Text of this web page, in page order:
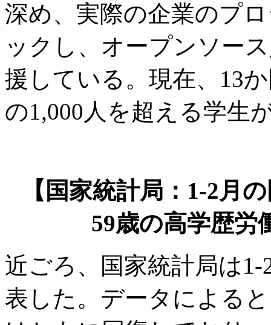
深め、実際の企業のプ
ックし、オープンソー
援している。現在、13
の1,000人を超える学生
【国家統計局：1-2月
59歳の高学歴労
近ごろ、国家統計局は
表した。データによる